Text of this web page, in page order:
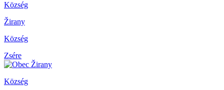
Község
Žirany
Község
Zsére
Község